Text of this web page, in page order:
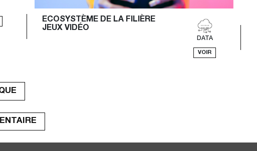
ECOSYSTÈME DE LA FILIÈRE
JEUX VIDÉO
DATA
VOIR